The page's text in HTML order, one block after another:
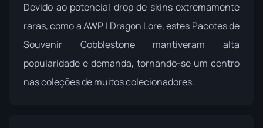
Devido ao potencial drop de skins extremamente
raras, como a AWP | Dragon Lore, estes Pacotes de
Souvenir Cobblestone mantiveram alta
popularidade e demanda, tornando-se um centro
nas coleções de muitos colecionadores.